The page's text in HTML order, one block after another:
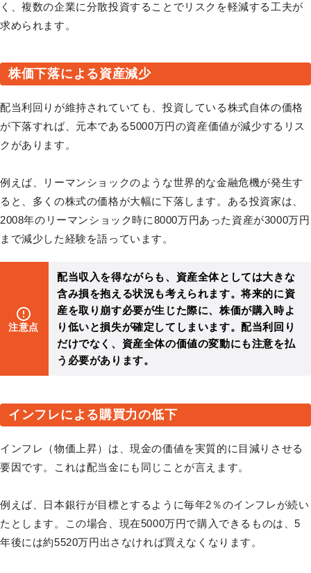
く、複数の企業に分散投資することでリスクを軽減する工夫が
求められます。
株価下落による資産減少
配当利回りが維持されていても、投資している株式自体の価格
が下落すれば、元本である5000万円の資産価値が減少するリス
クがあります。
例えば、リーマンショックのような世界的な金融危機が発生す
ると、多くの株式の価格が大幅に下落します。ある投資家は、
2008年のリーマンショック時に8000万円あった資産が3000万円
まで減少した経験を語っています。
注意点
配当収入を得ながらも、資産全体としては大きな
含み損を抱える状況も考えられます。将来的に資
産を取り崩す必要が生じた際に、株価が購入時よ
り低いと損失が確定してしまいます。配当利回り
だけでなく、資産全体の価値の変動にも注意を払
う必要があります。
インフレによる購買力の低下
インフレ（物価上昇）は、現金の価値を実質的に目減りさせる
要因です。これは配当金にも同じことが言えます。
例えば、日本銀行が目標とするように毎年2％のインフレが続い
たとします。この場合、現在5000万円で購入できるものは、5
年後には約5520万円出さなければ買えなくなります。